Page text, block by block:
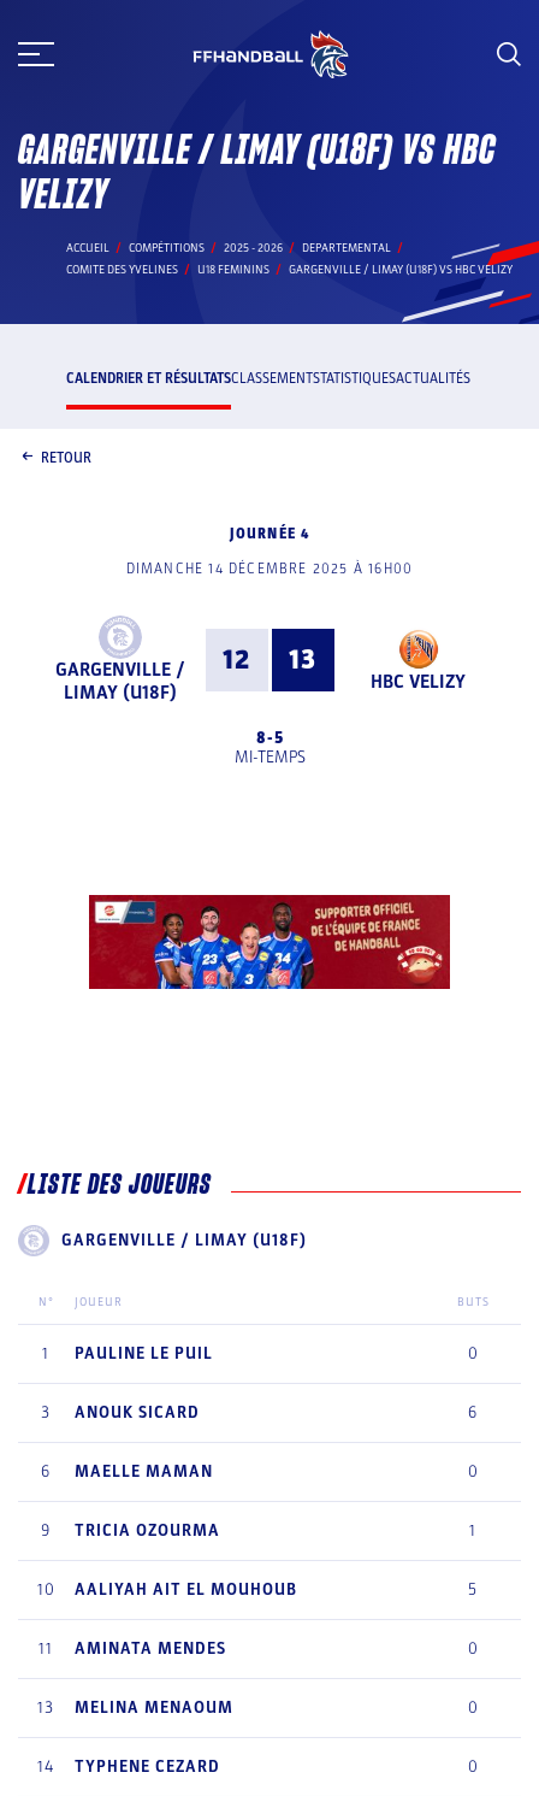
au
GARGENVILLE / LIMAY (U18F) VS HBC
VELIZY
ACCUEIL COMPÉTITIONS 2025 - 2026
DEPARTEMENTAL
COMITE DES YVELINES
U18 FEMININS GARGENVILLE / LIMAY (U18F) VS HBC VELIZY
CALENDRIER ET RÉSULTATSCLASSEMENTSTATISTIQUESACTUALITÉS
RETOUR
JOURNÉE 4
DIMANCHE 14 DÉCEMBRE 2025 À 16H00
GARGENVILLE /
LIMAY (U18F)
12 13
HBC VELIZY
8-5
MI-TEMPS
LISTE DES JOUEURS
GARGENVILLE / LIMAY (U18F)
N° JOUEUR BUTS
1 PAULINE LE PUIL 0
3 ANOUK SICARD 6
6 MAELLE MAMAN 0
9 TRICIA OZOURMA 1
10 AALIYAH AIT EL MOUHOUB 5
11 AMINATA MENDES 0
13 MELINA MENAOUM 0
14 TYPHENE CEZARD 0